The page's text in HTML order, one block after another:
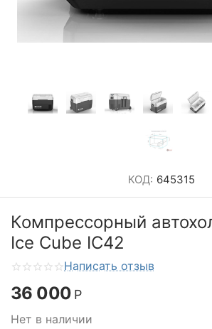
КОД: 645315
Компрессорный
Ice Cube IC42
Написать отзыв
36 000 Р
Нет в наличии